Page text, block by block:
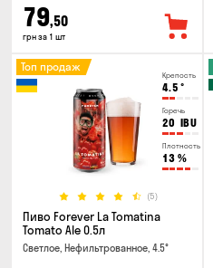
79,50
грн за 1 шт
Крепость
4.5 °
Горечь
20 IBU
Плотность
13 %
(5)
Топ продаж
Пиво Forever La Tomatina
Tomato Ale 0.5л
Светлое, Нефильтрованное, 4.5°